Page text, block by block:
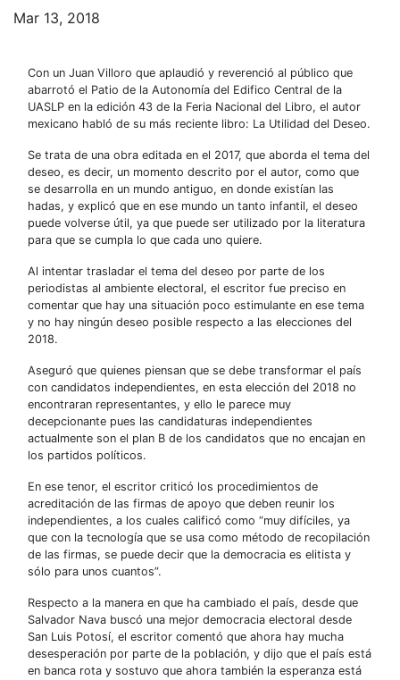
Mar 13, 2018
Con un Juan Villoro que aplaudió y reverenció al público que
abarrotó el Patio de la Autonomía del Edifico Central de la
UASLP en la edición 43 de la Feria Nacional del Libro, el autor
mexicano habló de su más reciente libro: La Utilidad del Deseo.
Se trata de una obra editada en el 2017, que aborda el tema del
deseo, es decir, un momento descrito por el autor, como que
se desarrolla en un mundo antiguo, en donde existían las
hadas, y explicó que en ese mundo un tanto infantil, el deseo
puede volverse útil, ya que puede ser utilizado por la literatura
para que se cumpla lo que cada uno quiere.
Al intentar trasladar el tema del deseo por parte de los
periodistas al ambiente electoral, el escritor fue preciso en
comentar que hay una situación poco estimulante en ese tema
y no hay ningún deseo posible respecto a las elecciones del
2018.
Aseguró que quienes piensan que se debe transformar el país
con candidatos independientes, en esta elección del 2018 no
encontraran representantes, y ello le parece muy
decepcionante pues las candidaturas independientes
actualmente son el plan B de los candidatos que no encajan en
los partidos políticos.
En ese tenor, el escritor criticó los procedimientos de
acreditación de las firmas de apoyo que deben reunir los
independientes, a los cuales calificó como “muy difíciles, ya
que con la tecnología que se usa como método de recopilación
de las firmas, se puede decir que la democracia es elitista y
sólo para unos cuantos”.
Respecto a la manera en que ha cambiado el país, desde que
Salvador Nava buscó una mejor democracia electoral desde
San Luis Potosí, el escritor comentó que ahora hay mucha
desesperación por parte de la población, y dijo que el país está
en banca rota y sostuvo que ahora también la esperanza está